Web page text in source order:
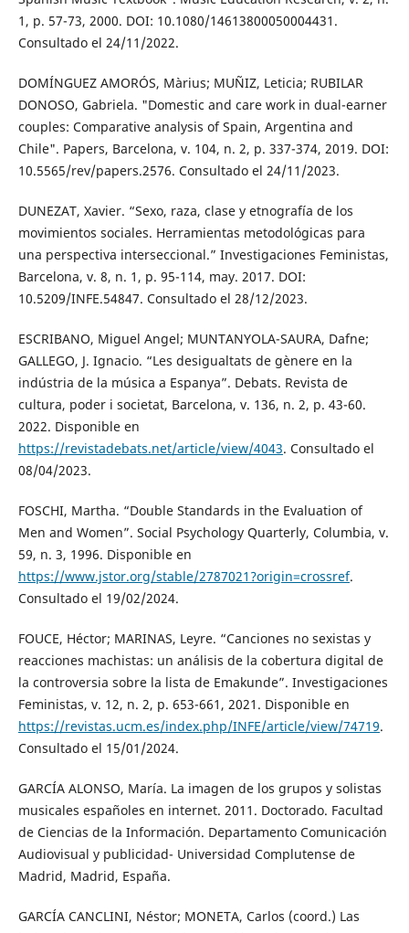
1, p. 57-73, 2000. DOI: 10.1080/14613800050004431.
Consultado el 24/11/2022.
DOMÍNGUEZ AMORÓS, Màrius; MUÑIZ, Leticia; RUBILAR
DONOSO, Gabriela. "Domestic and care work in dual-earner
couples: Comparative analysis of Spain, Argentina and
Chile". Papers, Barcelona, v. 104, n. 2, p. 337-374, 2019. DOI:
10.5565/rev/papers.2576. Consultado el 24/11/2023.
DUNEZAT, Xavier. “Sexo, raza, clase y etnografía de los
movimientos sociales. Herramientas metodológicas para
una perspectiva interseccional.” Investigaciones Feministas,
Barcelona, v. 8, n. 1, p. 95-114, may. 2017. DOI:
10.5209/INFE.54847. Consultado el 28/12/2023.
ESCRIBANO, Miguel Angel; MUNTANYOLA-SAURA, Dafne;
GALLEGO, J. Ignacio. “Les desigualtats de gènere en la
indústria de la música a Espanya”. Debats. Revista de
cultura, poder i societat, Barcelona, v. 136, n. 2, p. 43-60.
2022. Disponible en
https://revistadebats.net/article/view/4043. Consultado el
08/04/2023.
FOSCHI, Martha. “Double Standards in the Evaluation of
Men and Women”. Social Psychology Quarterly, Columbia, v.
59, n. 3, 1996. Disponible en
https://www.jstor.org/stable/2787021?origin=crossref.
Consultado el 19/02/2024.
FOUCE, Héctor; MARINAS, Leyre. “Canciones no sexistas y
reacciones machistas: un análisis de la cobertura digital de
la controversia sobre la lista de Emakunde”. Investigaciones
Feministas, v. 12, n. 2, p. 653-661, 2021. Disponible en
https://revistas.ucm.es/index.php/INFE/article/view/74719.
Consultado el 15/01/2024.
GARCÍA ALONSO, María. La imagen de los grupos y solistas
musicales españoles en internet. 2011. Doctorado. Facultad
de Ciencias de la Información. Departamento Comunicación
Audiovisual y publicidad- Universidad Complutense de
Madrid, Madrid, España.
GARCÍA CANCLINI, Néstor; MONETA, Carlos (coord.) Las